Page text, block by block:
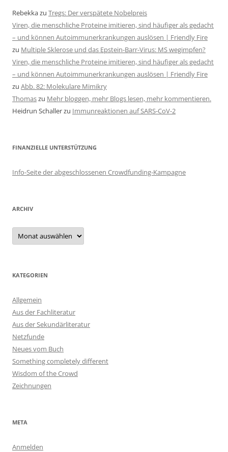
Rebekkazu Tregs: Der verspätete Nobelpreis
Viren, die menschliche Proteine imitieren, sind häufiger als gedacht
– und können Autoimmunerkrankungen auslösen | Friendly Fire
zu Multiple Sklerose und das Epstein-Barr-Virus: MS wegimpfen?
Viren, die menschliche Proteine imitieren, sind häufiger als gedacht
– und können Autoimmunerkrankungen auslösen | Friendly Fire
zu Abb. 82: Molekulare Mimikry
Thomaszu Mehr bloggen, mehr Blogs lesen, mehr kommentieren.
Heidrun Schallerzu Immunreaktionen auf SARS-CoV-2
FINANZIELLE UNTERSTÜTZUNG
Info-Seite der abgeschlossenen Crowdfunding-Kampagne
ARCHIV
Archiv
KATEGORIEN
Allgemein
Aus der Fachliteratur
Aus der Sekundärliteratur
Netzfunde
Neues vom Buch
Something completely different
Wisdom of the Crowd
Zeichnungen
META
Anmelden